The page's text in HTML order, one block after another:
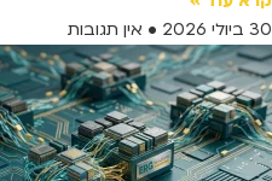
30 ביולי 2026
אין תגובות